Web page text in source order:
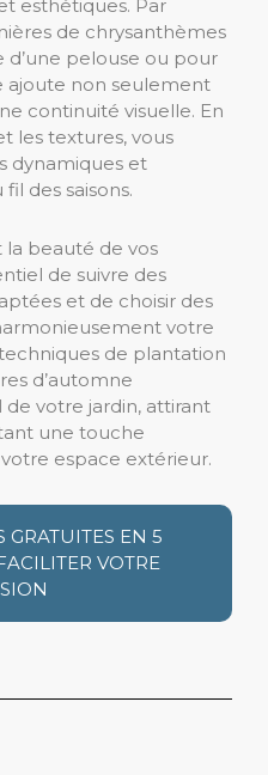
esthétiques. Par
de chrysanthèmes
d’une pelouse ou pour
ajoute non seulement
continuité visuelle. En
les textures, vous
dynamiques et
des saisons.
la beauté de vos
de suivre des
et de choisir des
votre
de plantation
d’automne
votre jardin, attirant
une touche
espace extérieur.
GRATUITES EN 5
VOTRE